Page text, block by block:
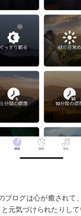
ブログは心が癒されて
元気づけられたりし